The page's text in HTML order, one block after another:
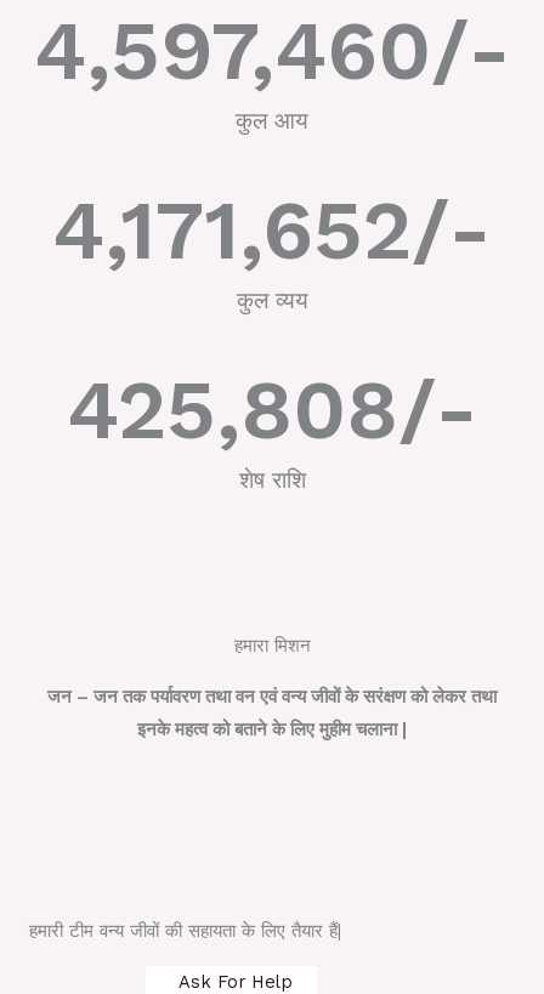
कुल आय
4,597,460/-
कुल व्यय
4,171,652/-
शेष राशि
425,808/-
हमारा मिशन
जन – जन तक पर्यावरण तथा वन एवं वन्य जीवों के सरंक्षण को लेकर तथा
इनके महत्व को बताने के लिए मुहीम चलाना |
हमारी टीम वन्य जीवों की सहायता के लिए तैयार हैं|
Ask For Help